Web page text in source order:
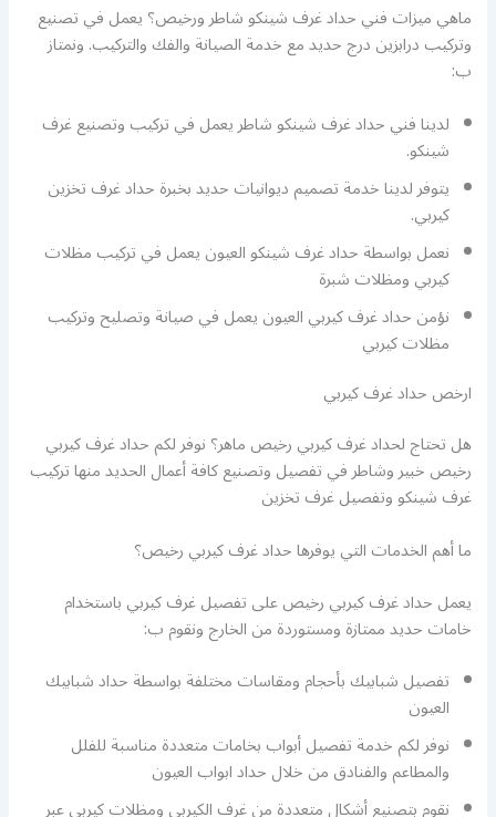
ماهي ميزات فني حداد غرف شينكو شاطر ورخيص؟ يعمل في تصنيع
وتركيب درابزين درج حديد مع خدمة الصيانة والفك والتركيب. ونمتاز
ب:
لدينا فني حداد غرف شينكو شاطر يعمل في تركيب وتصنيع غرف
شينكو.
يتوفر لدينا خدمة تصميم ديوانيات حديد بخبرة حداد غرف تخزين
كيربي.
نعمل بواسطة حداد غرف شينكو العيون يعمل في تركيب مظلات
كيربي ومظلات شبرة
نؤمن حداد غرف كيربي العيون يعمل في صيانة وتصليح وتركيب
مظلات كيربي
ارخص حداد غرف كيربي
هل تحتاج لحداد غرف كيربي رخيص ماهر؟ نوفر لكم حداد غرف كيربي
رخيص خبير وشاطر في تفصيل وتصنيع كافة أعمال الحديد منها تركيب
غرف شينكو وتفصيل غرف تخزين
ما أهم الخدمات التي يوفرها حداد غرف كيربي رخيص؟
يعمل حداد غرف كيربي رخيص على تفصيل غرف كيربي باستخدام
خامات حديد ممتازة ومستوردة من الخارج ونقوم ب:
تفصيل شبابيك بأحجام ومقاسات مختلفة بواسطة حداد شبابيك
العيون
نوفر لكم خدمة تفصيل أبواب بخامات متعددة مناسبة للفلل
والمطاعم والفنادق من خلال حداد ابواب العيون